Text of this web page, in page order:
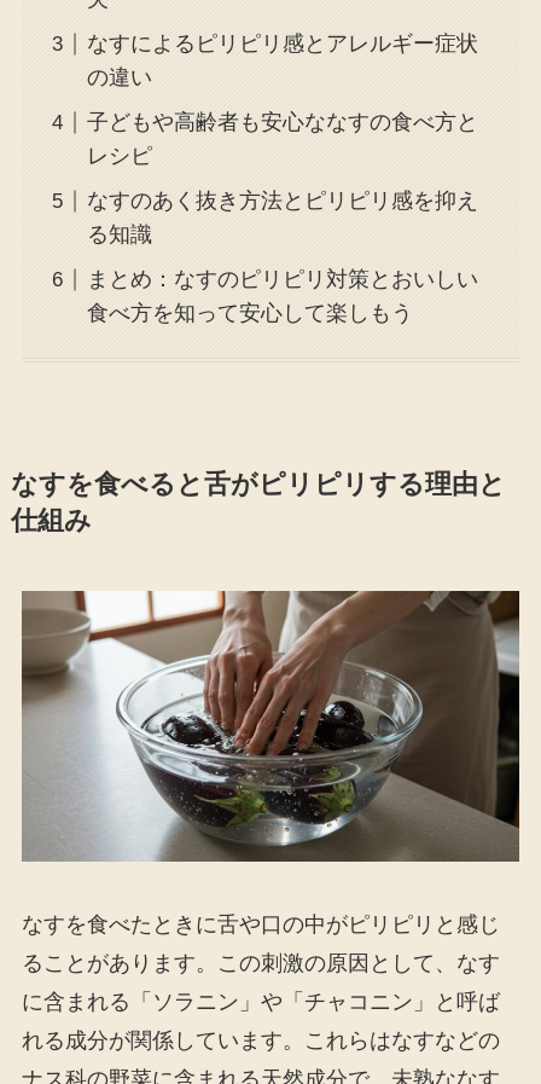
なすによるピリピリ感とアレルギー症状
の違い
子どもや高齢者も安心ななすの食べ方と
レシピ
なすのあく抜き方法とピリピリ感を抑え
る知識
まとめ：なすのピリピリ対策とおいしい
食べ方を知って安心して楽しもう
なすを食べると舌がピリピリする理由と
仕組み
なすを食べたときに舌や口の中がピリピリと感じ
ることがあります。この刺激の原因として、なす
に含まれる「ソラニン」や「チャコニン」と呼ば
れる成分が関係しています。これらはなすなどの